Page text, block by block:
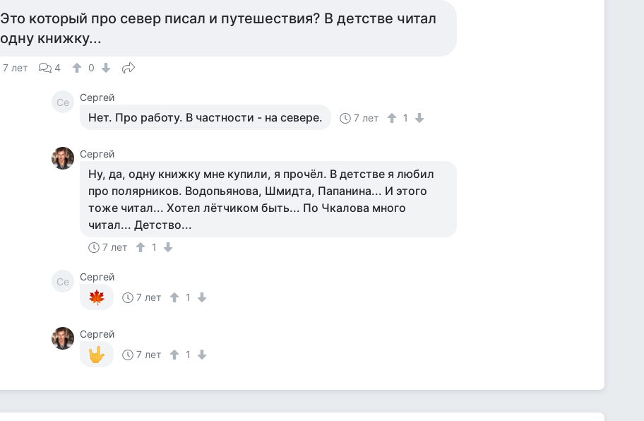
Это который про север писал и путешествия? В детстве читал
одну книжку...
7 лет 4 0
Се Сергей
Нет. Про работу. В частности - на севере. 7 лет 1
Сергей
Ну, да, одну книжку мне купили, я прочёл. В детстве я любил
про полярников. Водопьянова, Шмидта, Папанина... И этого
тоже читал... Хотел лётчиком быть... По Чкалова много
читал... Детство...
7 лет 1
Се
Сергей
7 лет
1
Сергей
7 лет
1